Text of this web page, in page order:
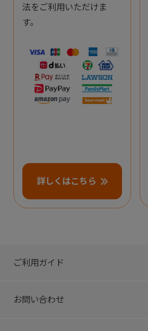
法をご利用いただけま
す。
詳しくはこちら
ご利用ガイド
お問い合わせ